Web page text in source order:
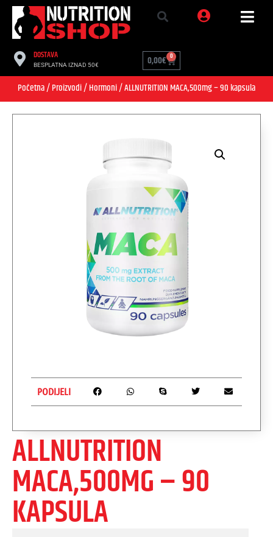
DOSTAVA
BESPLATNA IZNAD 50€ 0,00€ 0
Početna/Proizvodi/Hormoni/ ALLNUTRITION MACA,500mg – 90 kapsula
ALLNUTRITION
MACA,500MG – 90
KAPSULA
PODIJELI